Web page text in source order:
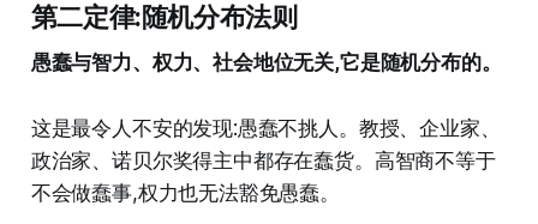
第二定律:随机分布法则
愚蠢与智力、权力、社会地位无关,它是随机分布的。
这是最令人不安的发现:愚蠢不挑人。教授、企业家、
政治家、诺贝尔奖得主中都存在蠢货。高智商不等于
不会做蠢事,权力也无法豁免愚蠢。